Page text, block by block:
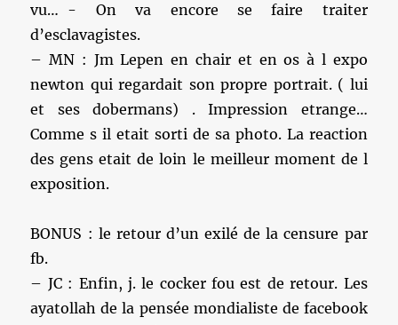
vu… - On va encore se faire traiter
d’esclavagistes.
– MN : Jm Lepen en chair et en os à l expo
newton qui regardait son propre portrait. ( lui
et ses dobermans) . Impression etrange…
Comme s il etait sorti de sa photo. La reaction
des gens etait de loin le meilleur moment de l
exposition.
BONUS : le retour d’un exilé de la censure par
fb.
– JC : Enfin, j. le cocker fou est de retour. Les
ayatollah de la pensée mondialiste de facebook